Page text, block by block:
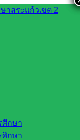
ศึกษา
ศึกษา
การขับเคลื่อน
นผล Online
นโยบายและแผน